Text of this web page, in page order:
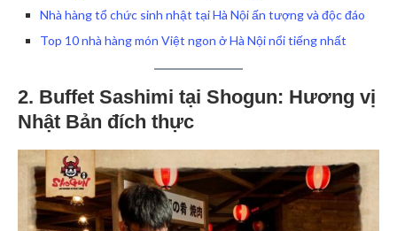
Nhà hàng tổ chức sinh nhật tại Hà Nội ấn tượng và độc đáo
Top 10 nhà hàng món Việt ngon ở Hà Nội nổi tiếng nhất
2. Buffet Sashimi tại Shogun: Hương vị
Nhật Bản đích thực